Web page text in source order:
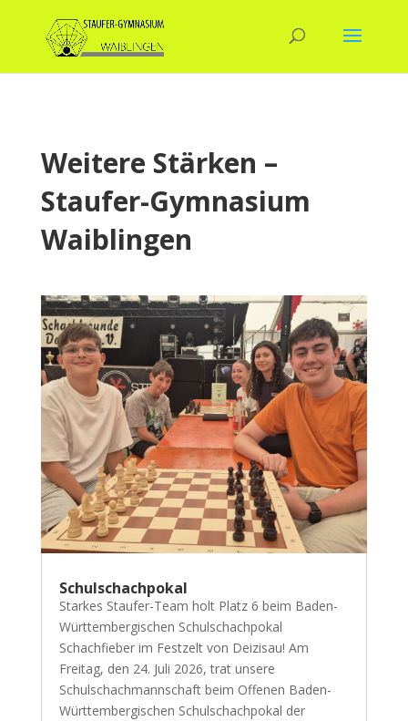
Weitere Stärken –
Staufer-Gymnasium
Waiblingen
Schulschachpokal
Starkes Staufer-Team holt Platz 6 beim Baden-
Württembergischen Schulschachpokal
Schachfieber im Festzelt von Deizisau! Am
Freitag, den 24. Juli 2026, trat unsere
Schulschachmannschaft beim Offenen Baden-
Württembergischen Schulschachpokal der